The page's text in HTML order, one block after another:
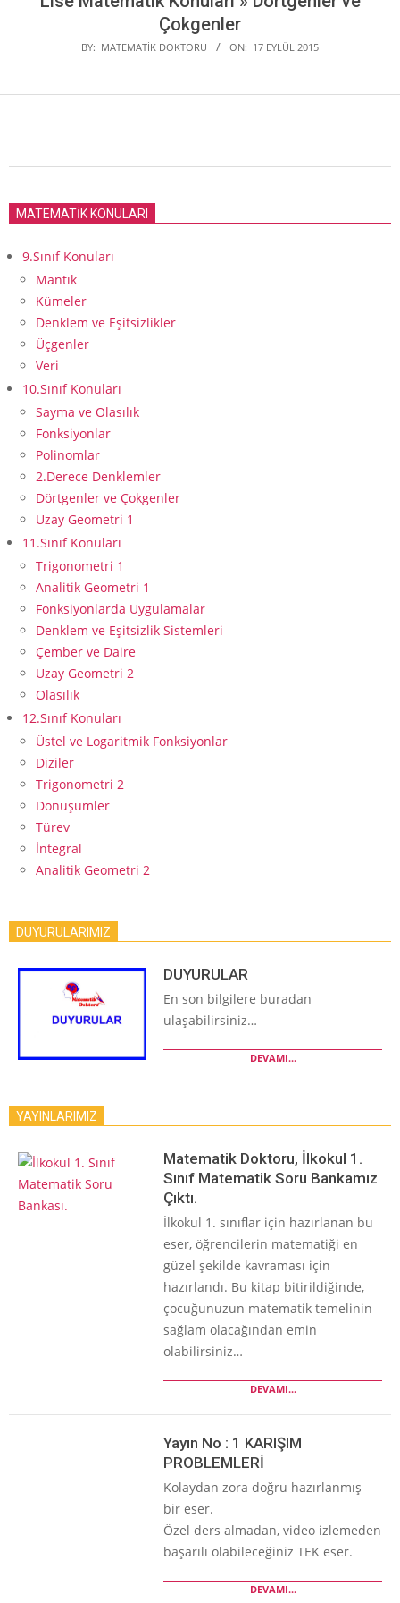
Çokgenler
BY: MATEMATIK DOKTORU ON: 17 EYLÜL 2015
17
MATEMATİK KONULARI
9.Sınıf Konuları
Mantık
Kümeler
Denklem ve Eşitsizlikler
Üçgenler
Veri
10.Sınıf Konuları
Sayma ve Olasılık
Fonksiyonlar
Polinomlar
2.Derece Denklemler
Dörtgenler ve Çokgenler
Uzay Geometri 1
11.Sınıf Konuları
Trigonometri 1
Analitik Geometri 1
Fonksiyonlarda Uygulamalar
Denklem ve Eşitsizlik Sistemleri
Çember ve Daire
Uzay Geometri 2
Olasılık
12.Sınıf Konuları
Üstel ve Logaritmik Fonksiyonlar
Diziler
Trigonometri 2
Dönüşümler
Türev
İntegral
Analitik Geometri 2
DUYURULARIMIZ
DUYURULAR
En son bilgilere buradan
ulaşabilirsiniz…
DEVAMI...
YAYINLARIMIZ
Matematik Doktoru, İlkokul 1.
Sınıf Matematik Soru Bankamız
Çıktı.
İlkokul 1. sınıflar için hazırlanan bu
eser, öğrencilerin matematiği en
güzel şekilde kavraması için
hazırlandı. Bu kitap bitirildiğinde,
çocuğunuzun matematik temelinin
sağlam olacağından emin
olabilirsiniz…
DEVAMI...
Yayın No : 1 KARIŞIM
PROBLEMLERİ
Kolaydan zora doğru hazırlanmış
bir eser.
Özel ders almadan, video izlemeden
başarılı olabileceğiniz TEK eser.
DEVAMI...